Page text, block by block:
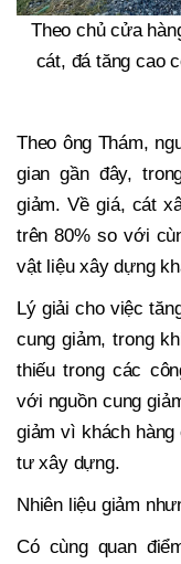
Theo chủ cửa
cát, đá tăng cao
Theo ông Thám,
gian gần đây,
giảm. Về giá, cát
trên 80% so với
vật liệu xây dựng
Lý giải cho việc
cung giảm, trong
thiếu trong các
với nguồn cung
giảm vì khách hàng
tư xây dựng.
Nhiên liệu giảm
Có cùng quan